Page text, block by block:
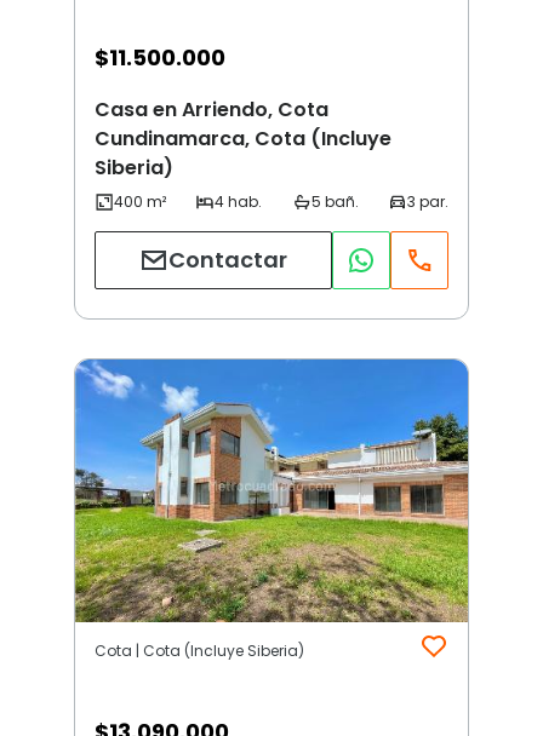
$11.500.000
Casa en Arriendo, Cota
Cundinamarca, Cota (Incluye
Siberia)
Contactar
Cota | Cota (Incluye Siberia)